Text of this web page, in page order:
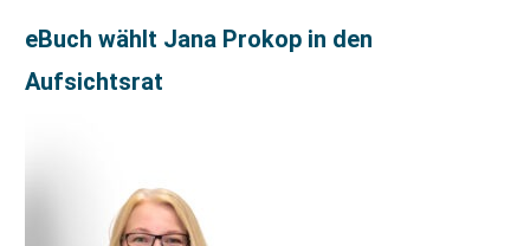
eBuch wählt Jana Prokop in den
Aufsichtsrat